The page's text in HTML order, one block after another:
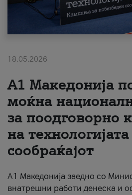
Поддршка
Надополни кредит
#ПодобарОнлајн
18.05.2026
A1 Македонија
моќна
за поодговорно
на
сообраќајот
A1 Македонија заедно со
внатрешни работи денеска и